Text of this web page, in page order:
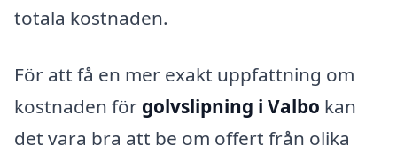
totala kostnaden.
För att få en mer exakt uppfattning om
kostnaden för golvslipning i Valbo kan
det vara bra att be om offert från olika